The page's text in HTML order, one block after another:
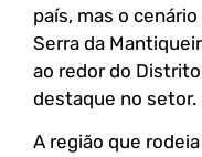
país, mas o
Serra da
ao redor do
destaque no setor.
A região que